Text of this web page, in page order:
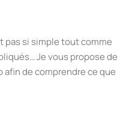
pas si simple tout comme
Je vous propose de
afin de comprendre ce que